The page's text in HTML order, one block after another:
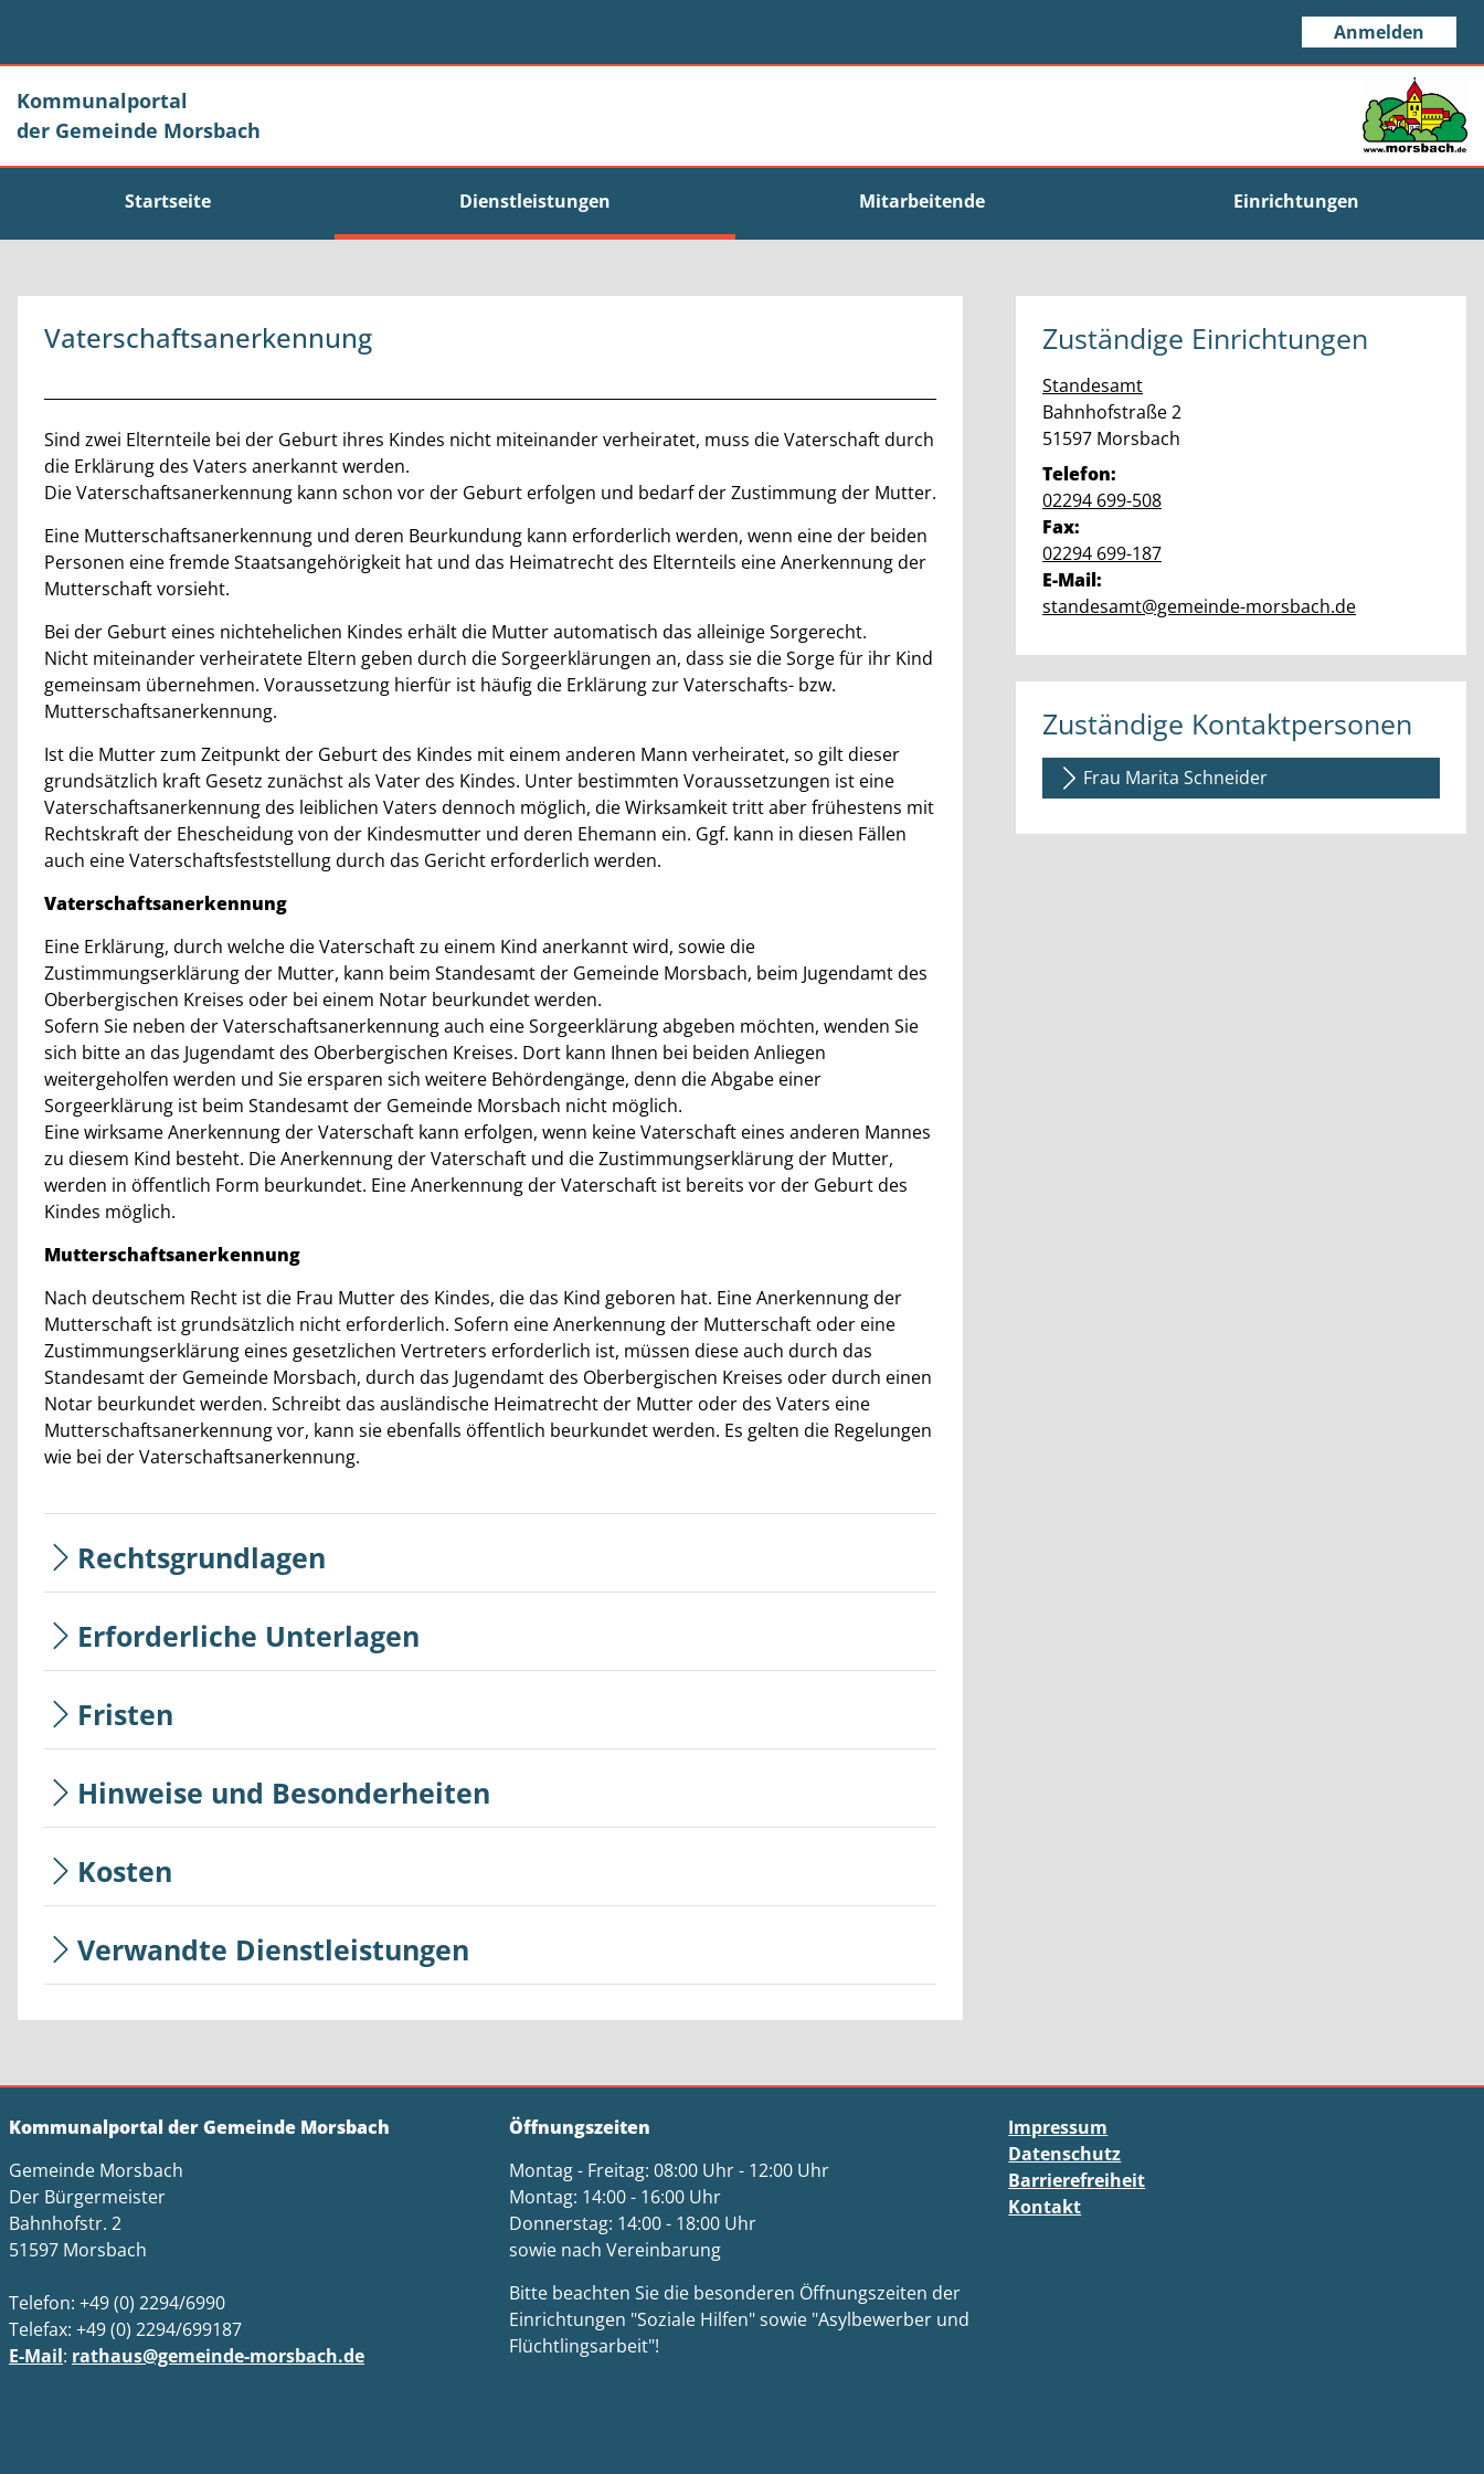
Anmelden
Kommunalportal
der Gemeinde Morsbach
Startseite Dienstleistungen Mitarbeitende Einrichtungen
Vaterschaftsanerkennung
Beschreibung
Sind zwei Elternteile bei der Geburt ihres Kindes nicht miteinander verheiratet, muss die Vaterschaft durch
die Erklärung des Vaters anerkannt werden.
Die Vaterschaftsanerkennung kann schon vor der Geburt erfolgen und bedarf der Zustimmung der Mutter.
Eine Mutterschaftsanerkennung und deren Beurkundung kann erforderlich werden, wenn eine der beiden
Personen eine fremde Staatsangehörigkeit hat und das Heimatrecht des Elternteils eine Anerkennung der
Mutterschaft vorsieht.
Bei der Geburt eines nichtehelichen Kindes erhält die Mutter automatisch das alleinige Sorgerecht.
Nicht miteinander verheiratete Eltern geben durch die Sorgeerklärungen an, dass sie die Sorge für ihr Kind
gemeinsam übernehmen. Voraussetzung hierfür ist häufig die Erklärung zur Vaterschafts- bzw.
Mutterschaftsanerkennung.
Ist die Mutter zum Zeitpunkt der Geburt des Kindes mit einem anderen Mann verheiratet, so gilt dieser
grundsätzlich kraft Gesetz zunächst als Vater des Kindes. Unter bestimmten Voraussetzungen ist eine
Vaterschaftsanerkennung des leiblichen Vaters dennoch möglich, die Wirksamkeit tritt aber frühestens mit
Rechtskraft der Ehescheidung von der Kindesmutter und deren Ehemann ein. Ggf. kann in diesen Fällen
auch eine Vaterschaftsfeststellung durch das Gericht erforderlich werden.
Vaterschaftsanerkennung
Eine Erklärung, durch welche die Vaterschaft zu einem Kind anerkannt wird, sowie die
Zustimmungserklärung der Mutter, kann beim Standesamt der Gemeinde Morsbach, beim Jugendamt des
Oberbergischen Kreises oder bei einem Notar beurkundet werden.
Sofern Sie neben der Vaterschaftsanerkennung auch eine Sorgeerklärung abgeben möchten, wenden Sie
sich bitte an das Jugendamt des Oberbergischen Kreises. Dort kann Ihnen bei beiden Anliegen
weitergeholfen werden und Sie ersparen sich weitere Behördengänge, denn die Abgabe einer
Sorgeerklärung ist beim Standesamt der Gemeinde Morsbach nicht möglich.
Eine wirksame Anerkennung der Vaterschaft kann erfolgen, wenn keine Vaterschaft eines anderen Mannes
zu diesem Kind besteht. Die Anerkennung der Vaterschaft und die Zustimmungserklärung der Mutter,
werden in öffentlich Form beurkundet. Eine Anerkennung der Vaterschaft ist bereits vor der Geburt des
Kindes möglich.
Mutterschaftsanerkennung
Nach deutschem Recht ist die Frau Mutter des Kindes, die das Kind geboren hat. Eine Anerkennung der
Mutterschaft ist grundsätzlich nicht erforderlich. Sofern eine Anerkennung der Mutterschaft oder eine
Zustimmungserklärung eines gesetzlichen Vertreters erforderlich ist, müssen diese auch durch das
Standesamt der Gemeinde Morsbach, durch das Jugendamt des Oberbergischen Kreises oder durch einen
Notar beurkundet werden. Schreibt das ausländische Heimatrecht der Mutter oder des Vaters eine
Mutterschaftsanerkennung vor, kann sie ebenfalls öffentlich beurkundet werden. Es gelten die Regelungen
wie bei der Vaterschaftsanerkennung.
Rechtsgrundlagen
Erforderliche Unterlagen
Fristen
Hinweise und Besonderheiten
Kosten
Verwandte Dienstleistungen
Zuständige Einrichtungen
Standesamt
Straße:
Bahnhofstraße Hausnummer:
2
PLZ:
51597 Ort:
Morsbach
Telefon:
02294 699-508
Fax:
02294 699-187
E-Mail:
standesamt@gemeinde-morsbach.de
Zuständige Kontaktpersonen
Frau Marita Schneider
Kommunalportal der Gemeinde Morsbach
Gemeinde Morsbach
Der Bürgermeister
Bahnhofstr. 2
51597 Morsbach
Telefon: +49 (0) 2294/6990
Telefax: +49 (0) 2294/699187
E-Mail: rathaus@gemeinde-morsbach.de
Öffnungszeiten
Montag - Freitag: 08:00 Uhr - 12:00 Uhr
Montag: 14:00 - 16:00 Uhr
Donnerstag: 14:00 - 18:00 Uhr
sowie nach Vereinbarung
Bitte beachten Sie die besonderen Öffnungszeiten der
Einrichtungen "Soziale Hilfen" sowie "Asylbewerber und
Flüchtlingsarbeit"!
Impressum
Datenschutz
Barrierefreiheit
Kontakt